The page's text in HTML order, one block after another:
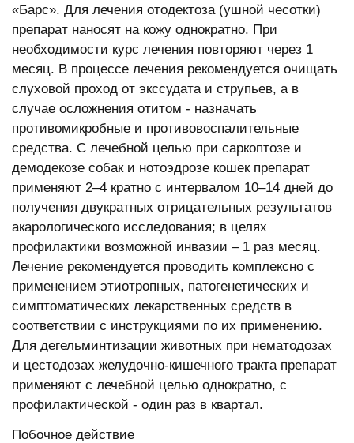
«Барс». Для лечения отодектоза (ушной чесотки)
препарат наносят на кожу однократно. При
необходимости курс лечения повторяют через 1
месяц. В процессе лечения рекомендуется очищать
слуховой проход от экссудата и струпьев, а в
случае осложнения отитом - назначать
противомикробные и противовоспалительные
средства. С лечебной целью при саркоптозе и
демодекозе собак и нотоэдрозе кошек препарат
применяют 2–4 кратно с интервалом 10–14 дней до
получения двукратных отрицательных результатов
акарологического исследования; в целях
профилактики возможной инвазии – 1 раз месяц.
Лечение рекомендуется проводить комплексно с
применением этиотропных, патогенетических и
симптоматических лекарственных средств в
соответствии с инструкциями по их применению.
Для дегельминтизации животных при нематодозах
и цестодозах желудочно-кишечного тракта препарат
применяют с лечебной целью однократно, с
профилактической - один раз в квартал.
Побочное действие